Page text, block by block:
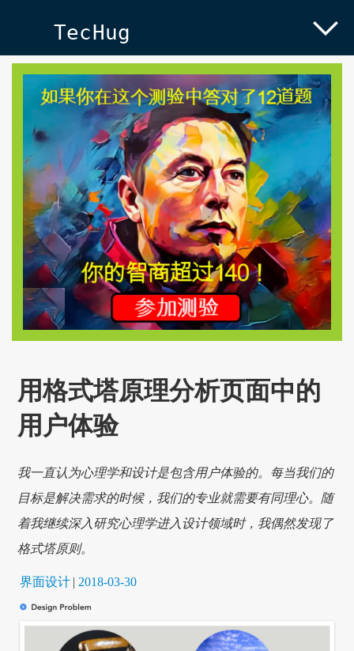
TecHug
用格式塔原理分析页面中的
用户体验
我一直认为心理学和设计是包含用户体验的。每当我们的
目标是解决需求的时候，我们的专业就需要有同理心。随
着我继续深入研究心理学进入设计领域时，我偶然发现了
格式塔原则。
界面设计 | 2018-03-30